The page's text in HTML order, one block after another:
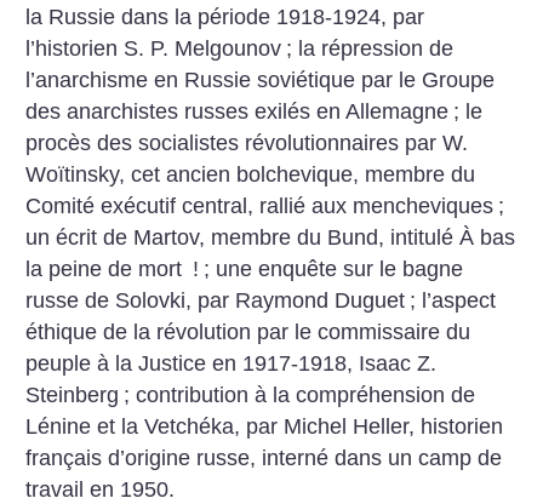
la Russie dans la période 1918-1924, par
l’historien S. P. Melgounov ; la répression de
l’anarchisme en Russie soviétique par le Groupe
des anarchistes russes exilés en Allemagne ; le
procès des socialistes révolutionnaires par W.
Woïtinsky, cet ancien bolchevique, membre du
Comité exécutif central, rallié aux mencheviques ;
un écrit de Martov, membre du Bund, intitulé À bas
la peine de mort ! ; une enquête sur le bagne
russe de Solovki, par Raymond Duguet ; l’aspect
éthique de la révolution par le commissaire du
peuple à la Justice en 1917-1918, Isaac Z.
Steinberg ; contribution à la compréhension de
Lénine et la Vetchéka, par Michel Heller, historien
français d’origine russe, interné dans un camp de
travail en 1950.